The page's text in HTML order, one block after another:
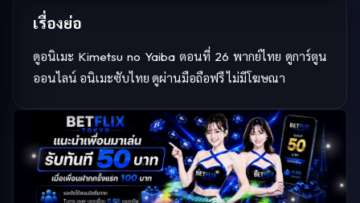
เรื่องย่อ
ดูอนิเมะ Kimetsu no Yaiba ตอนที่ 26 พากย์ไทย ดูการ์ตูน
ออนไลน์ อนิเมะซับไทย ดูผ่านมือถือฟรี ไม่มีโฆษณา